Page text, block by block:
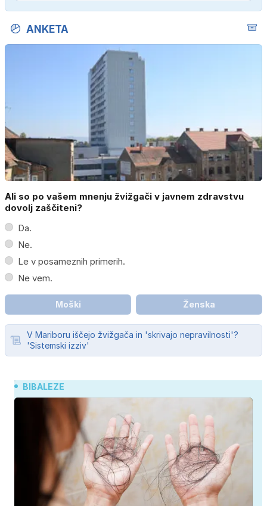
ANKETA
Ali so po vašem mnenju žvižgači v javnem zdravstvu
dovolj zaščiteni?
Da.
Ne.
Le v posameznih primerih.
Ne vem.
Moški Ženska
V Mariboru iščejo žvižgača in 'skrivajo nepravilnosti'?
'Sistemski izziv'
BIBALEZE